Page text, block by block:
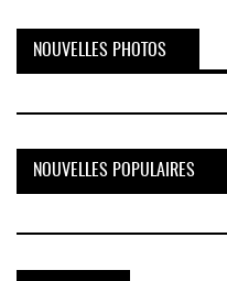
NOUVELLES PHOTOS
NOUVELLES POPULAIRES